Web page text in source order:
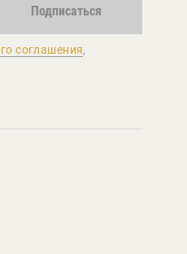
Подписаться
соглашения,